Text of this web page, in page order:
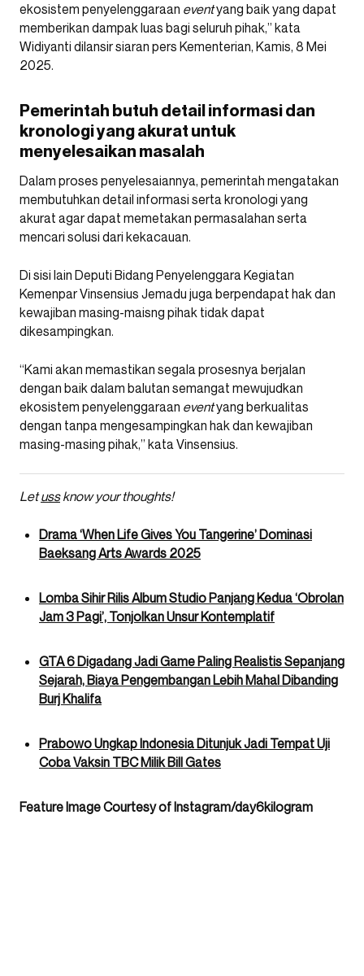
ekosistem penyelenggaraan eventyang baik yang dapat
memberikan dampak luas bagi seluruh pihak,” kata
Widiyanti dilansir siaran pers Kementerian, Kamis, 8 Mei
2025.
Pemerintah butuh detail informasi dan
kronologi yang akurat untuk
menyelesaikan masalah
Dalam proses penyelesaiannya, pemerintah mengatakan
membutuhkan detail informasi serta kronologi yang
akurat agar dapat memetakan permasalahan serta
mencari solusi dari kekacauan.
Di sisi lain Deputi Bidang Penyelenggara Kegiatan
Kemenpar Vinsensius Jemadu juga berpendapat hak dan
kewajiban masing-maisng pihak tidak dapat
dikesampingkan.
“Kami akan memastikan segala prosesnya berjalan
dengan baik dalam balutan semangat mewujudkan
ekosistem penyelenggaraan eventyang berkualitas
dengan tanpa mengesampingkan hak dan kewajiban
masing-masing pihak,” kata Vinsensius.
Letussknow your thoughts!
Drama ‘When Life Gives You Tangerine’ Dominasi
Baeksang Arts Awards 2025
Lomba Sihir Rilis Album Studio Panjang Kedua ‘Obrolan
Jam 3 Pagi’, Tonjolkan Unsur Kontemplatif
GTA 6 Digadang Jadi Game Paling Realistis Sepanjang
Sejarah, Biaya Pengembangan Lebih Mahal Dibanding
Burj Khalifa
Prabowo Ungkap Indonesia Ditunjuk Jadi Tempat Uji
Coba Vaksin TBC Milik Bill Gates
Feature Image Courtesy of Instagram/day6kilogram